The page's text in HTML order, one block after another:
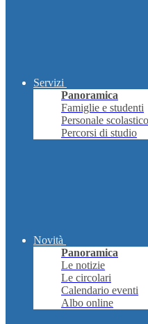
Servizi
Panoramica
Famiglie e studenti
Personale scolastico
Percorsi di studio
Novità
Panoramica
Le notizie
Le circolari
Calendario eventi
Albo online